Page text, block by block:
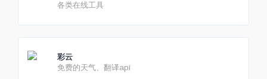
各类在线工具
彩云
免费的天气、翻译api